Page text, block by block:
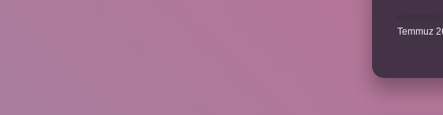
Temmuz